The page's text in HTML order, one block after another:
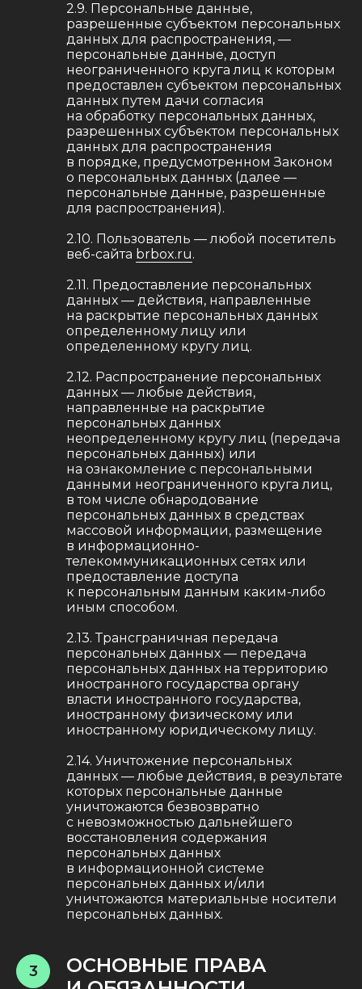
2.9. Персональные данные,
разрешенные субъектом персональных
данных для распространения, —
персональные данные, доступ
неограниченного круга лиц к которым
предоставлен субъектом персональных
данных путем дачи согласия
на обработку персональных данных,
разрешенных субъектом персональных
данных для распространения
в порядке, предусмотренном Законом
о персональных данных (далее —
персональные данные, разрешенные
для распространения).
2.10. Пользователь — любой посетитель
веб-сайта brbox.ru.
2.11. Предоставление персональных
данных — действия, направленные
на раскрытие персональных данных
определенному лицу или
определенному кругу лиц.
2.12. Распространение персональных
данных — любые действия,
направленные на раскрытие
персональных данных
неопределенному кругу лиц (передача
персональных данных) или
на ознакомление с персональными
данными неограниченного круга лиц,
в том числе обнародование
персональных данных в средствах
массовой информации, размещение
в информационно-
телекоммуникационных сетях или
предоставление доступа
к персональным данным каким-либо
иным способом.
2.13. Трансграничная передача
персональных данных — передача
персональных данных на территорию
иностранного государства органу
власти иностранного государства,
иностранному физическому или
иностранному юридическому лицу.
2.14. Уничтожение персональных
данных — любые действия, в результате
которых персональные данные
уничтожаются безвозвратно
с невозможностью дальнейшего
восстановления содержания
персональных данных
в информационной системе
персональных данных и/или
уничтожаются материальные носители
персональных данных.
3
ОСНОВНЫЕ ПРАВА